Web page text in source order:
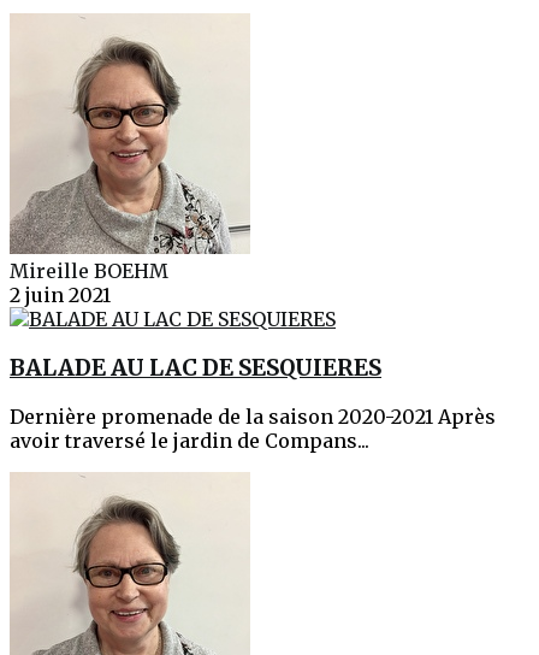
Mireille BOEHM
2 juin 2021
BALADE AU LAC DE SESQUIERES
Dernière promenade de la saison 2020-2021 Après
avoir traversé le jardin de Compans...